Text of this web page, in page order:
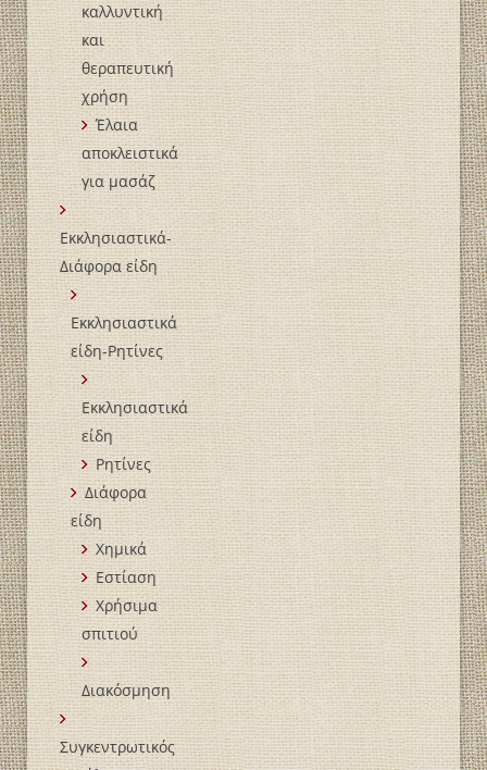
καλλυντική
και
θεραπευτική
χρήση
Έλαια
αποκλειστικά
για μασάζ
Εκκλησιαστικά-
Διάφορα είδη
Εκκλησιαστικά
είδη-Ρητίνες
Εκκλησιαστικά
είδη
Ρητίνες
Διάφορα
είδη
Χημικά
Εστίαση
Χρήσιμα
σπιτιού
Διακόσμηση
Συγκεντρωτικός